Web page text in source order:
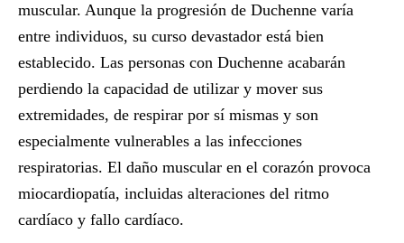
muscular. Aunque la progresión de Duchenne varía
entre individuos, su curso devastador está bien
establecido. Las personas con Duchenne acabarán
perdiendo la capacidad de utilizar y mover sus
extremidades, de respirar por sí mismas y son
especialmente vulnerables a las infecciones
respiratorias. El daño muscular en el corazón provoca
miocardiopatía, incluidas alteraciones del ritmo
cardíaco y fallo cardíaco.